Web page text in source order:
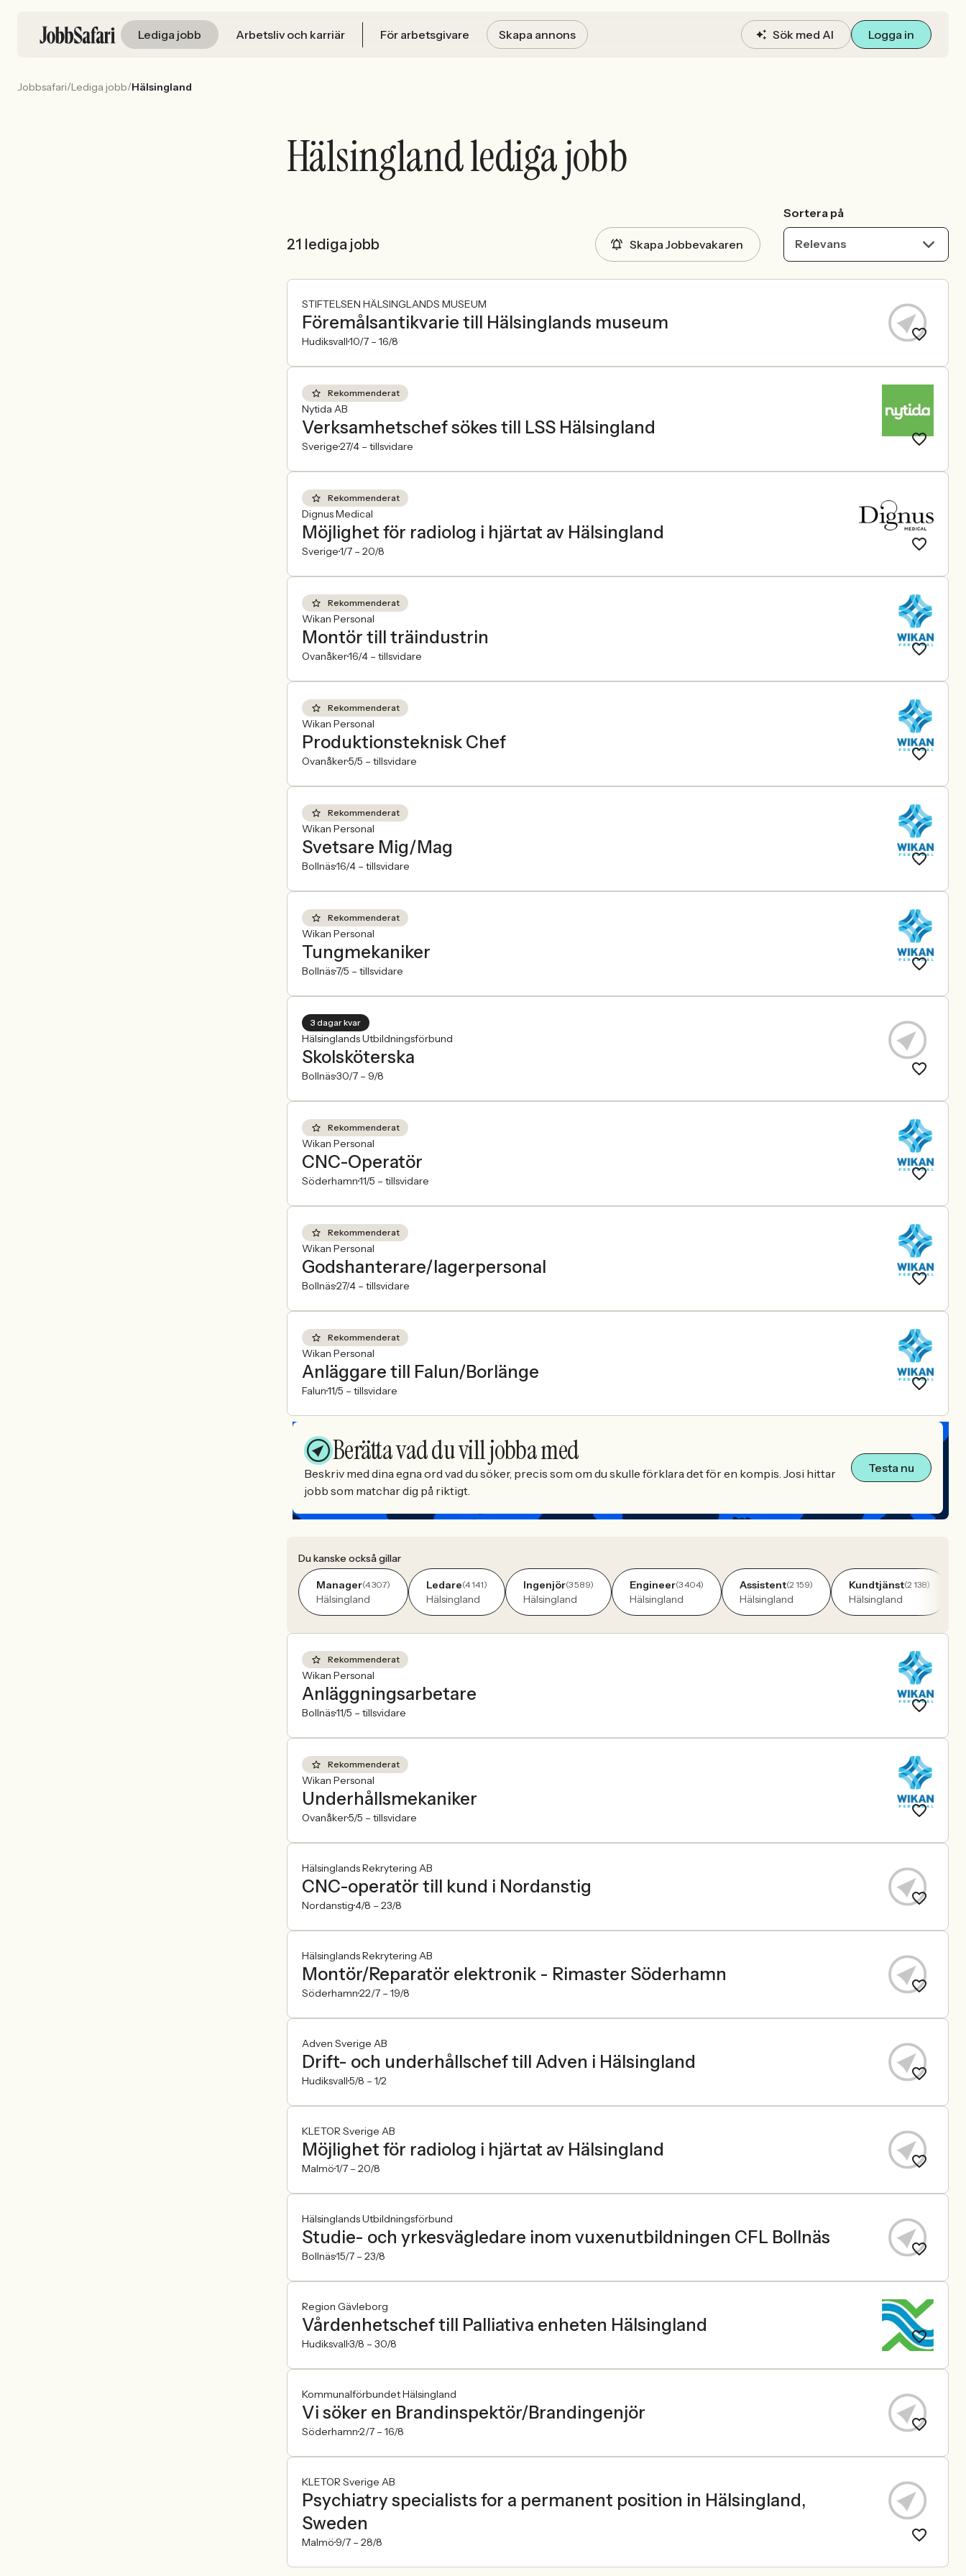
Lediga jobb Arbetsliv och karriär För arbetsgivare Skapa annons Sök med AI Logga in
Jobbsafari/Lediga jobb/Hälsingland
Hälsingland lediga jobb
21 lediga jobb Skapa Jobbevakaren
Sortera på
Relevans
STIFTELSEN HÄLSINGLANDS MUSEUM
Föremålsantikvarie till Hälsinglands museum
Hudiksvall10/7 – 16/8
Rekommenderat
Nytida AB
Verksamhetschef sökes till LSS Hälsingland
Sverige27/4 – tillsvidare
Rekommenderat
Dignus Medical
Möjlighet för radiolog i hjärtat av Hälsingland
Sverige1/7 – 20/8
Rekommenderat
Wikan Personal
Montör till träindustrin
Ovanåker16/4 – tillsvidare
Rekommenderat
Wikan Personal
Produktionsteknisk Chef
Ovanåker5/5 – tillsvidare
Rekommenderat
Wikan Personal
Svetsare Mig/Mag
Bollnäs16/4 – tillsvidare
Rekommenderat
Wikan Personal
Tungmekaniker
Bollnäs7/5 – tillsvidare
3 dagar kvar
Hälsinglands Utbildningsförbund
Skolsköterska
Bollnäs30/7 – 9/8
Rekommenderat
Wikan Personal
CNC-Operatör
Söderhamn11/5 – tillsvidare
Rekommenderat
Wikan Personal
Godshanterare/lagerpersonal
Bollnäs27/4 – tillsvidare
Rekommenderat
Wikan Personal
Anläggare till Falun/Borlänge
Falun11/5 – tillsvidare
Berätta vad du vill jobba med
Beskriv med dina egna ord vad du söker, precis som om du skulle förklara det för en kompis. Josi hittar
jobb som matchar dig på riktigt.
Testa nu
Du kanske också gillar
Manager(4 307)
Hälsingland
Ledare(4 141)
Hälsingland
Ingenjör(3 589)
Hälsingland
Engineer(3 404)
Hälsingland
Assistent(2 159)
Hälsingland
Kundtjänst(2 138)
Hälsingland
Rekommenderat
Wikan Personal
Anläggningsarbetare
Bollnäs11/5 – tillsvidare
Rekommenderat
Wikan Personal
Underhållsmekaniker
Ovanåker5/5 – tillsvidare
Hälsinglands Rekrytering AB
CNC-operatör till kund i Nordanstig
Nordanstig4/8 – 23/8
Hälsinglands Rekrytering AB
Montör/Reparatör elektronik - Rimaster Söderhamn
Söderhamn22/7 – 19/8
Adven Sverige AB
Drift- och underhållschef till Adven i Hälsingland
Hudiksvall5/8 – 1/2
KLETOR Sverige AB
Möjlighet för radiolog i hjärtat av Hälsingland
Malmö1/7 – 20/8
Hälsinglands Utbildningsförbund
Studie- och yrkesvägledare inom vuxenutbildningen CFL Bollnäs
Bollnäs15/7 – 23/8
Region Gävleborg
Vårdenhetschef till Palliativa enheten Hälsingland
Hudiksvall3/8 – 30/8
Kommunalförbundet Hälsingland
Vi söker en Brandinspektör/Brandingenjör
Söderhamn2/7 – 16/8
KLETOR Sverige AB
Psychiatry specialists for a permanent position in Hälsingland,
Sweden
Malmö 9/7 – 28/8